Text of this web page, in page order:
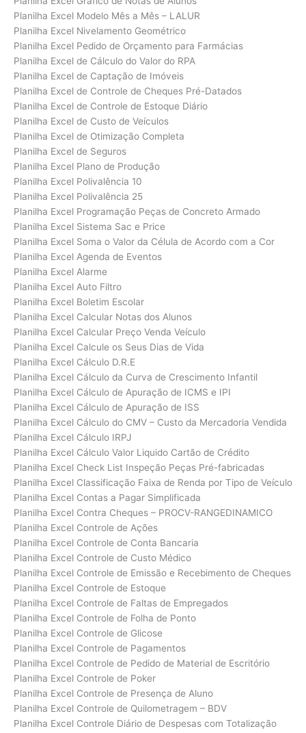
Planilha Excel Modelo Mês a Mês – LALUR
Planilha Excel Nivelamento Geométrico
Planilha Excel Pedido de Orçamento para Farmácias
Planilha Excel de Cálculo do Valor do RPA
Planilha Excel de Captação de Imóveis
Planilha Excel de Controle de Cheques Pré-Datados
Planilha Excel de Controle de Estoque Diário
Planilha Excel de Custo de Veículos
Planilha Excel de Otimização Completa
Planilha Excel de Seguros
Planilha Excel Plano de Produção
Planilha Excel Polivalência 10
Planilha Excel Polivalência 25
Planilha Excel Programação Peças de Concreto Armado
Planilha Excel Sistema Sac e Price
Planilha Excel Soma o Valor da Célula de Acordo com a Cor
Planilha Excel Agenda de Eventos
Planilha Excel Alarme
Planilha Excel Auto Filtro
Planilha Excel Boletim Escolar
Planilha Excel Calcular Notas dos Alunos
Planilha Excel Calcular Preço Venda Veículo
Planilha Excel Calcule os Seus Dias de Vida
Planilha Excel Cálculo D.R.E
Planilha Excel Cálculo da Curva de Crescimento Infantil
Planilha Excel Cálculo de Apuração de ICMS e IPI
Planilha Excel Cálculo de Apuração de ISS
Planilha Excel Cálculo do CMV – Custo da Mercadoria Vendida
Planilha Excel Cálculo IRPJ
Planilha Excel Cálculo Valor Liquido Cartão de Crédito
Planilha Excel Check List Inspeção Peças Pré-fabricadas
Planilha Excel Classificação Faixa de Renda por Tipo de Veículo
Planilha Excel Contas a Pagar Simplificada
Planilha Excel Contra Cheques – PROCV-RANGEDINAMICO
Planilha Excel Controle de Ações
Planilha Excel Controle de Conta Bancaria
Planilha Excel Controle de Custo Médico
Planilha Excel Controle de Emissão e Recebimento de Cheques
Planilha Excel Controle de Estoque
Planilha Excel Controle de Faltas de Empregados
Planilha Excel Controle de Folha de Ponto
Planilha Excel Controle de Glicose
Planilha Excel Controle de Pagamentos
Planilha Excel Controle de Pedido de Material de Escritório
Planilha Excel Controle de Poker
Planilha Excel Controle de Presença de Aluno
Planilha Excel Controle de Quilometragem – BDV
Planilha Excel Controle Diário de Despesas com Totalização